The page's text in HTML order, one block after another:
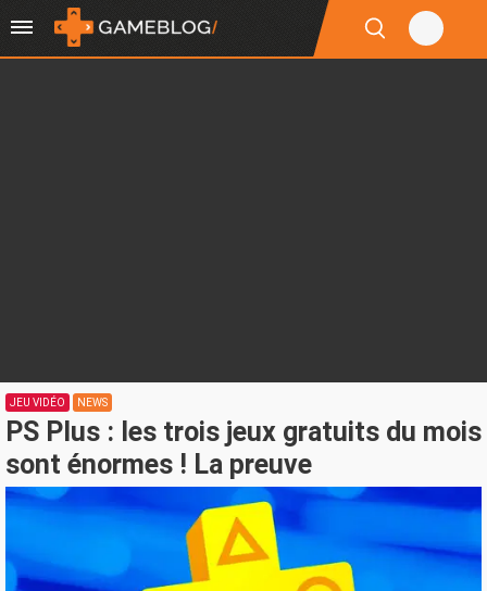
JEU VIDÉO NEWS
PS Plus : les trois jeux gratuits du mois
sont énormes ! La preuve